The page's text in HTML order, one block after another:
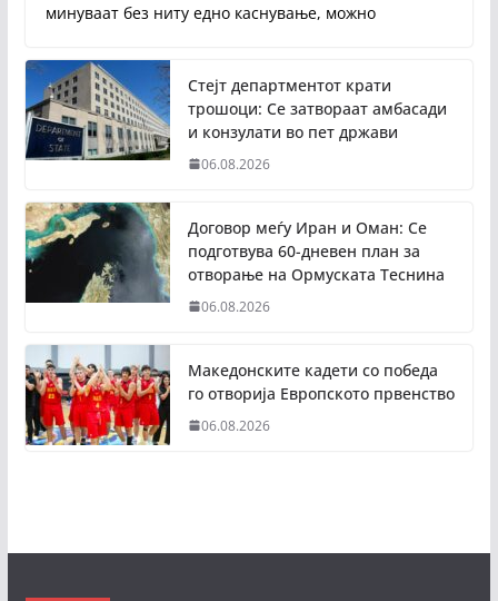
минуваат без ниту едно каснување, можно
Стејт департментот крати
трошоци: Се затвораат амбасади
и конзулати во пет држави
06.08.2026
Договор меѓу Иран и Оман: Се
подготвува 60-дневен план за
отворање на Ормуската Теснина
06.08.2026
Македонските кадети со победа
го отворија Европското првенство
06.08.2026